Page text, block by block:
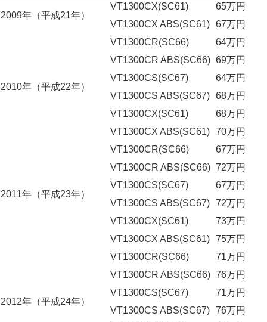
2009年（平成21年）
VT1300CX(SC61)
65万円
VT1300CX ABS(SC61) 67万円
2010年（平成22年）
VT1300CR(SC66)
64万円
VT1300CR ABS(SC66) 69万円
VT1300CS(SC67)
64万円
VT1300CS ABS(SC67) 68万円
VT1300CX(SC61)
68万円
VT1300CX ABS(SC61) 70万円
2011年（平成23年）
VT1300CR(SC66)
67万円
VT1300CR ABS(SC66) 72万円
VT1300CS(SC67)
67万円
VT1300CS ABS(SC67) 72万円
VT1300CX(SC61)
73万円
VT1300CX ABS(SC61) 75万円
2012年（平成24年）
VT1300CR(SC66)
71万円
VT1300CR ABS(SC66) 76万円
VT1300CS(SC67)
71万円
VT1300CS ABS(SC67) 76万円